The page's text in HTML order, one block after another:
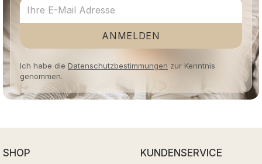
ANMELDEN
Ich habe die Datenschutzbestimmungen zur Kenntnis
genommen.
SHOP KUNDENSERVICE